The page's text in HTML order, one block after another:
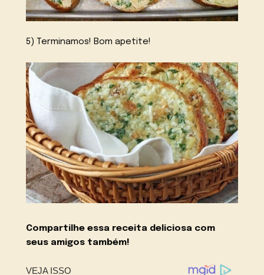
5) Terminamos! Bom apetite!
Compartilhe essa receita deliciosa com
seus amigos também!